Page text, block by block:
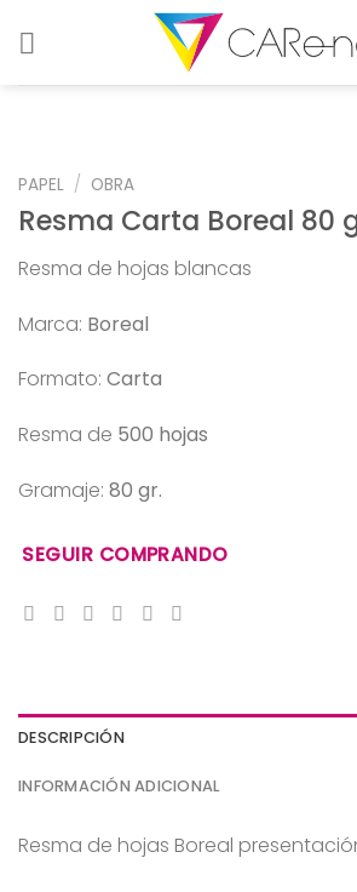
PAPEL / OBRA
Resma Carta Boreal 80
Resma de hojas blancas
Marca: Boreal
Formato: Carta
Resma de 500 hojas
Gramaje: 80 gr.
SEGUIR COMPRANDO
DESCRIPCIÓN
INFORMACIÓN ADICIONAL
Resma de hojas Boreal